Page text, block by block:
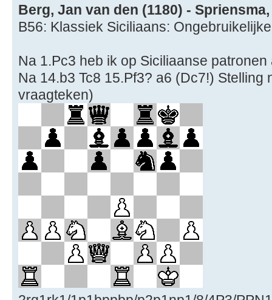
Berg, Jan van den (1180) -
B56: Klassiek Siciliaans:
Na 1.Pc3 heb ik op Siciliaanse
Na 14.b3 Tc8 15.Pf3? a6 (Dc7!) Stelling
vraagteken)